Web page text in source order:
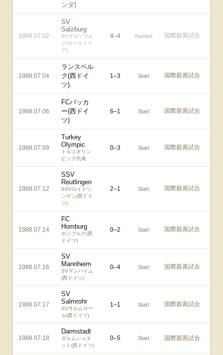
ンダ)
1988.07.02
SV
Salzburg
SVザルツブル
ク(オーストリ
ア)
4–4 Named 国際親善試合
1988.07.04
ランスベル
ク(西ドイ
ツ)
1–3 Start 国際親善試合
1988.07.06
FCバッカ
ー(西ドイ
ツ)
6–1 Start 国際親善試合
1988.07.09
Turkey
Olympic
トルコオリン
ピック代表
0–3 Start 国際親善試合
1988.07.12
SSV
Reutlingen
SSVロイトリ
ンゲン(西ドイ
ツ)
2–1 Start 国際親善試合
1988.07.14
FC
Homburg
ホンブルク(西
ドイツ)
0–2 Start 国際親善試合
1988.07.16
SV
Mannheim
SVマンハイム
(西ドイツ)
0–4 Start 国際親善試合
1988.07.17
SV
Salmrohr
SVサルムロー
ル(西ドイツ)
1–1 Start 国際親善試合
1988.07.18
Darmstadt
ダルムシュタ
ット(西ドイツ)
0–5 Start 国際親善試合